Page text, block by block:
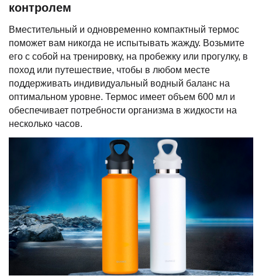
контролем
Вместительный и одновременно компактный термос
поможет вам никогда не испытывать жажду. Возьмите
его с собой на тренировку, на пробежку или прогулку, в
поход или путешествие, чтобы в любом месте
поддерживать индивидуальный водный баланс на
оптимальном уровне. Термос имеет объем 600 мл и
обеспечивает потребности организма в жидкости на
несколько часов.